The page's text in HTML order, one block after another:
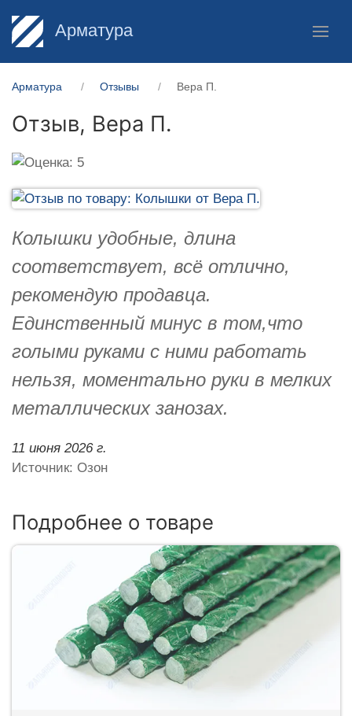
Арматура
Арматура Отзывы Вера П.
Отзыв, Вера П.
Колышки удобные, длина
соответствует, всё отлично,
рекомендую продавца.
Единственный минус в том,что
голыми руками с ними работать
нельзя, моментально руки в мелких
металлических занозах.
11 июня 2026 г.
Источник: Озон
Подробнее о товаре